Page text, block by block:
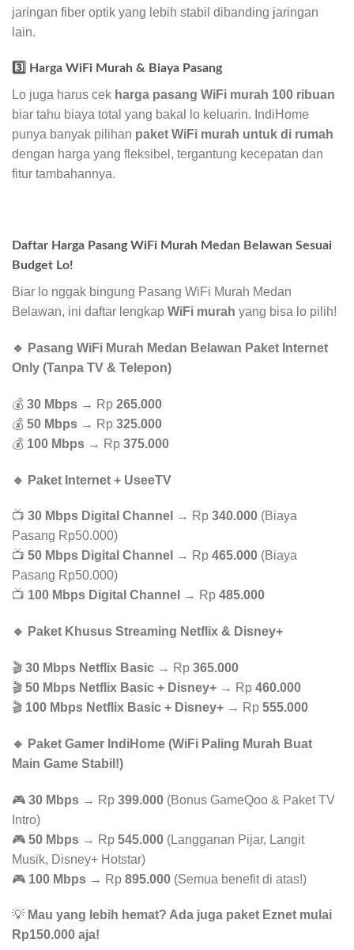
jaringan fiber optik yang lebih stabil dibanding jaringan
lain.
3️⃣ Harga WiFi Murah & Biaya Pasang
Lo juga harus cek harga pasang WiFi murah 100 ribuan
biar tahu biaya total yang bakal lo keluarin. IndiHome
punya banyak pilihan paket WiFi murah untuk di rumah
dengan harga yang fleksibel, tergantung kecepatan dan
fitur tambahannya.
Daftar Harga Pasang WiFi Murah Medan Belawan Sesuai
Budget Lo!
Biar lo nggak bingung Pasang WiFi Murah Medan
Belawan, ini daftar lengkap WiFi murah yang bisa lo pilih!
🔹 Pasang WiFi Murah Medan Belawan Paket Internet
Only (Tanpa TV & Telepon)
💰 30 Mbps → Rp 265.000
💰 50 Mbps → Rp 325.000
💰 100 Mbps → Rp 375.000
🔹 Paket Internet + UseeTV
📺 30 Mbps Digital Channel → Rp 340.000 (Biaya
Pasang Rp50.000)
📺 50 Mbps Digital Channel → Rp 465.000 (Biaya
Pasang Rp50.000)
📺 100 Mbps Digital Channel → Rp 485.000
🔹 Paket Khusus Streaming Netflix & Disney+
🎬 30 Mbps Netflix Basic → Rp 365.000
🎬 50 Mbps Netflix Basic + Disney+ → Rp 460.000
🎬 100 Mbps Netflix Basic + Disney+ → Rp 555.000
🔹 Paket Gamer IndiHome (WiFi Paling Murah Buat
Main Game Stabil!)
🎮 30 Mbps → Rp 399.000 (Bonus GameQoo & Paket TV
Intro)
🎮 50 Mbps → Rp 545.000 (Langganan Pijar, Langit
Musik, Disney+ Hotstar)
🎮 100 Mbps → Rp 895.000 (Semua benefit di atas!)
💡 Mau yang lebih hemat? Ada juga paket Eznet mulai
Rp150.000 aja!